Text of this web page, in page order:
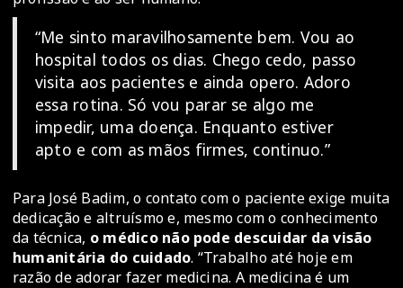
“Me sinto maravilhosamente bem. Vou ao
hospital todos os dias. Chego cedo, passo
visita aos pacientes e ainda opero. Adoro
essa rotina. Só vou parar se algo me
impedir, uma doença. Enquanto estiver
apto e com as mãos firmes, continuo.”
Para José Badim, o contato com o paciente exige muita
dedicação e altruísmo e, mesmo com o conhecimento
da técnica, o médico não pode descuidar da visão
humanitária do cuidado. “Trabalho até hoje em
razão de adorar fazer medicina. A medicina é um